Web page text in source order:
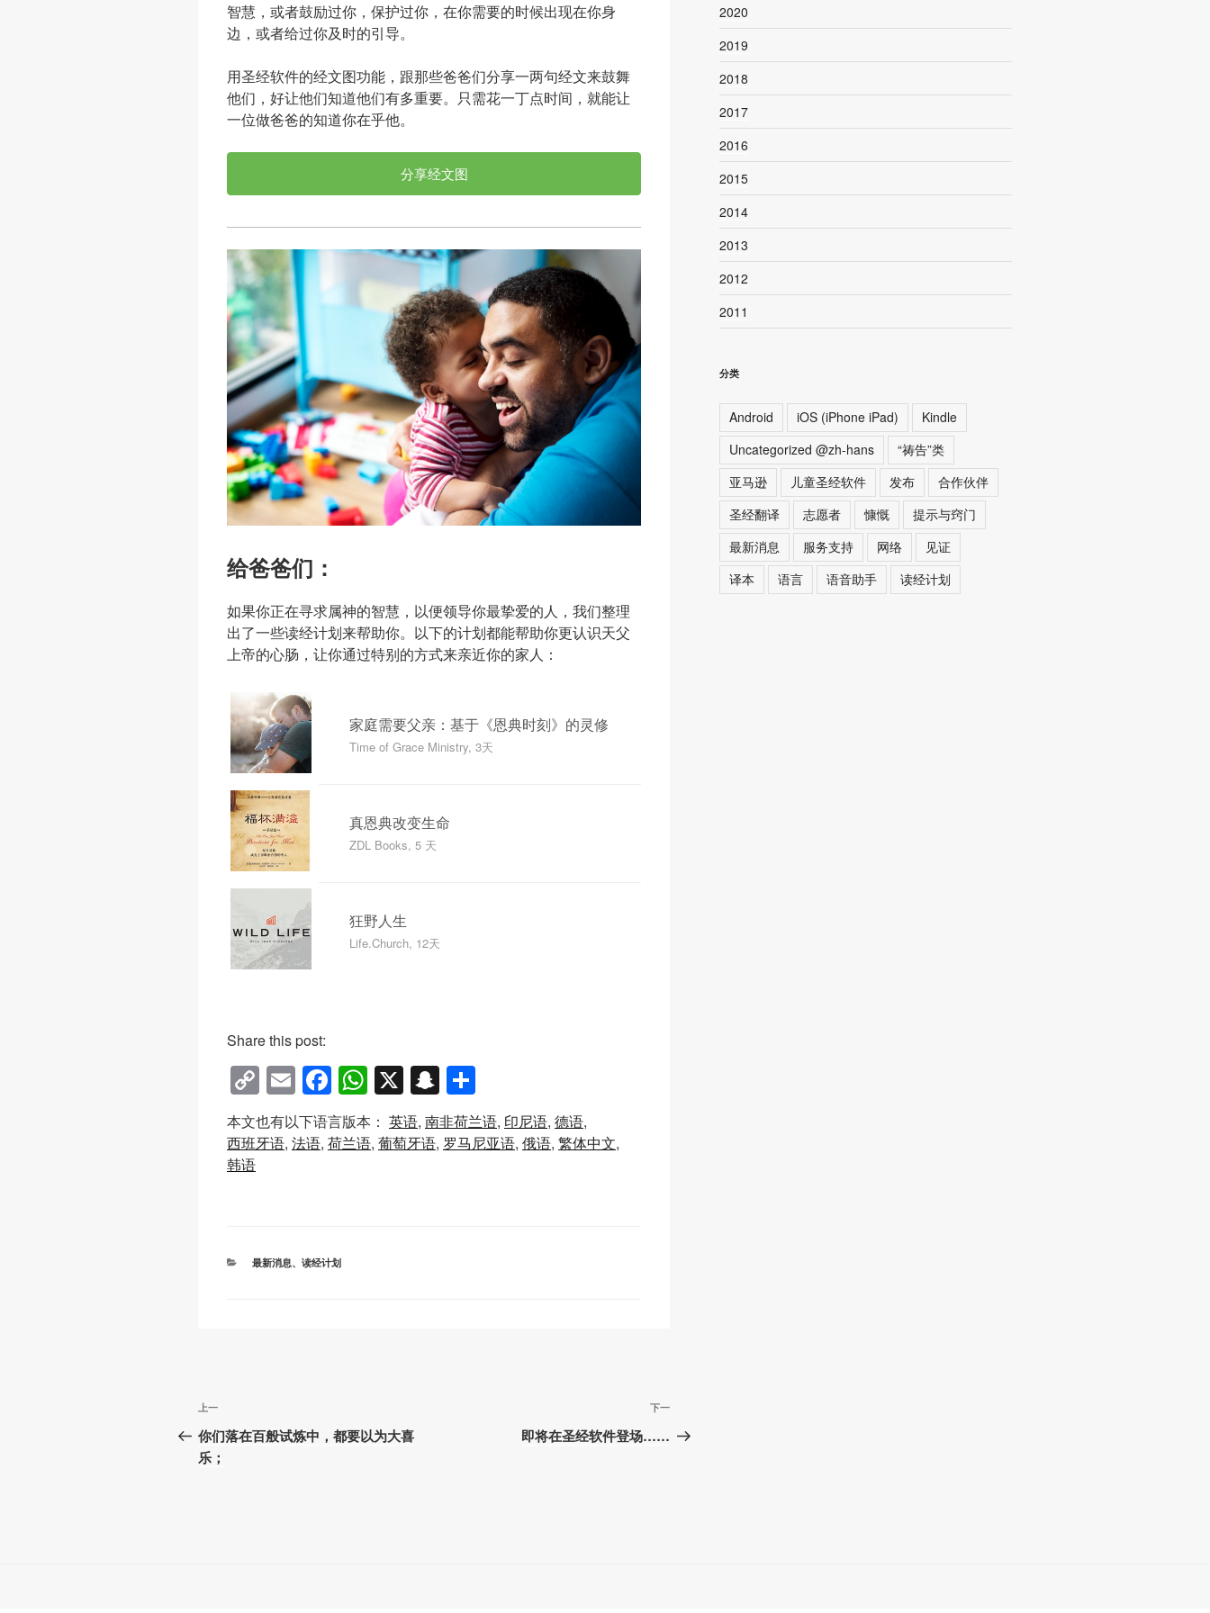
智慧，或者鼓励过你，保护过你，在你需要的时候出现在你身
边，或者给过你及时的引导。
用圣经软件的经文图功能，跟那些爸爸们分享一两句经文来鼓舞
他们，好让他们知道他们有多重要。只需花一丁点时间，就能让
一位做爸爸的知道你在乎他。
分享经文图
给爸爸们：
如果你正在寻求属神的智慧，以便领导你最挚爱的人，我们整理
出了一些读经计划来帮助你。以下的计划都能帮助你更认识天父
上帝的心肠，让你通过特别的方式来亲近你的家人：
家庭需要父亲：基于《恩典时刻》的灵修
Time of Grace Ministry, 3天
真恩典改变生命
ZDL Books, 5 天
狂野人生
Life.Church, 12天
Share this post:
C
o
p
k
E
m
ail
F
a
c
o
k
W
h
at
X S
n
a
享
本文也有以下语言版本： 英语 南非荷兰语 印尼语 德语
西班牙语 法语 荷兰语 葡萄牙语 罗马尼亚语 俄语 繁体中文
韩语
分
最新消息、 读经计划
文
章
导
上
一
篇
上一
你们落在百般试炼中，都要以为大喜
乐；
下
一
下一
即将在圣经软件登场……
2020
2019
2018
2017
2016
2015
2014
2013
2012
2011
分类
Android iOS (iPhone iPad)
Kindle
Uncategorized @zh-hans
“祷告”类
亚马逊
儿童圣经软件 发布
合作伙伴
圣经翻译
志愿者 慷慨
提示与窍门
最新消息
服务支持 网络
见证
译本
语言 语音助手 读经计划